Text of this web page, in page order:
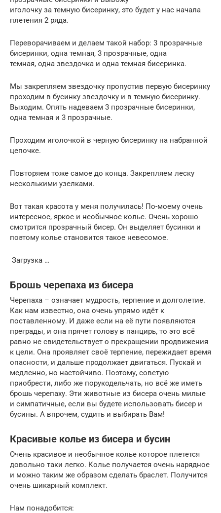
иголочку за темную бисеринку, это будет у нас начала
плетения 2 ряда.
Переворачиваем и делаем такой набор: 3 прозрачные
бисеринки, одна темная, 3 прозрачные, одна
темная, одна звездочка и одна темная бисеринка.
Мы закрепляем звездочку пропустив первую бисеринку
проходим в бусинку звездочку и в темную бисеринку.
Выходим. Опять надеваем 3 прозрачные бисеринки,
одна темная и 3 прозрачные.
Проходим иголочкой в черную бисеринку на набранной
цепочке.
Повторяем тоже самое до конца. Закрепляем леску
несколькими узелками.
Вот такая красота у меня получилась! По-моему очень
интересное, яркое и необычное колье. Очень хорошо
смотрится прозрачный бисер. Он выделяет бусинки и
поэтому колье становится такое невесомое.
Загрузка …
Брошь черепаха из бисера
Черепаха – означает мудрость, терпение и долголетие.
Как нам известно, она очень упрямо идёт к
поставленному. И даже если на её пути появляются
преграды, и она прячет голову в панцирь, то это всё
равно не свидетельствует о прекращении продвижения
к цели. Она проявляет своё терпение, пережидает время
опасности, и дальше продолжает двигаться. Пускай и
медленно, но настойчиво. Поэтому, советую
приобрести, либо же порукодельчать, но всё же иметь
брошь черепаху. Эти животные из бисера очень милые
и симпатичные, если вы будете использовать бисер и
бусины. А впрочем, судить и выбирать Вам!
Красивые колье из бисера и бусин
Очень красивое и необычное колье которое плетется
довольно таки легко. Колье получается очень нарядное
и можно таким же образом сделать браслет. Получится
очень шикарный комплект.
Нам понадобится: